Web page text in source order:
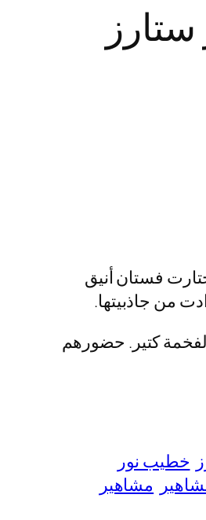
فستان أنيق
من جاذبيتها.
كتير. حضورهم
خطيب نور
مشاهير